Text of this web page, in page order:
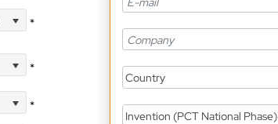
*
*
*
Country
Invention (PCT National Phase)